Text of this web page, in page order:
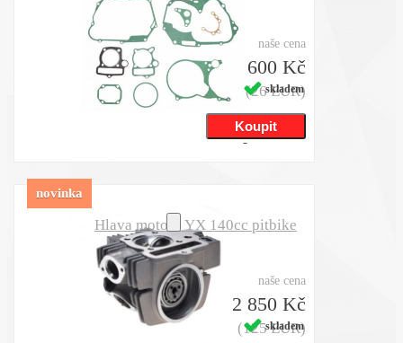
naše cena
600 Kč
(26 EUR)
skladem
Hlava motoru YX 140cc pitbike
naše cena
2 850 Kč
(125 EUR)
skladem
novinka